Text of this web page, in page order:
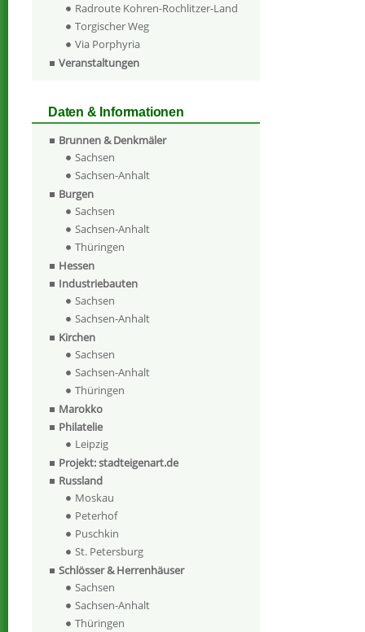
Radroute Kohren-Rochlitzer-Land
Torgischer Weg
Via Porphyria
Veranstaltungen
Daten & Informationen
Brunnen & Denkmäler
Sachsen
Sachsen-Anhalt
Burgen
Sachsen
Sachsen-Anhalt
Thüringen
Hessen
Industriebauten
Sachsen
Sachsen-Anhalt
Kirchen
Sachsen
Sachsen-Anhalt
Thüringen
Marokko
Philatelie
Leipzig
Projekt: stadteigenart.de
Russland
Moskau
Peterhof
Puschkin
St. Petersburg
Schlösser & Herrenhäuser
Sachsen
Sachsen-Anhalt
Thüringen